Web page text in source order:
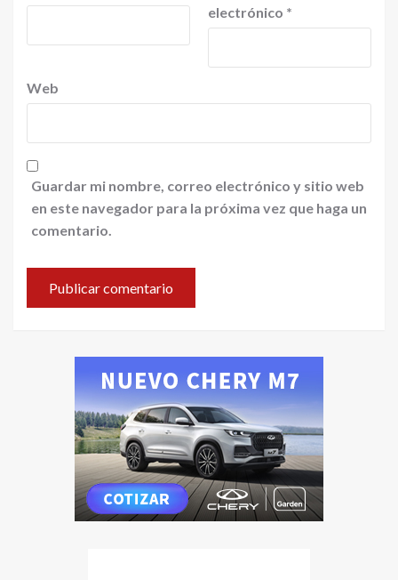
electrónico *
Web
Guardar mi nombre, correo electrónico y sitio web
en este navegador para la próxima vez que haga un
comentario.